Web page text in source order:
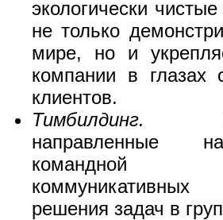
экологически
не только
мире, но и
компании в глазах
клиентов.
Тимбилдинг.
направленные
командной
решения задач в